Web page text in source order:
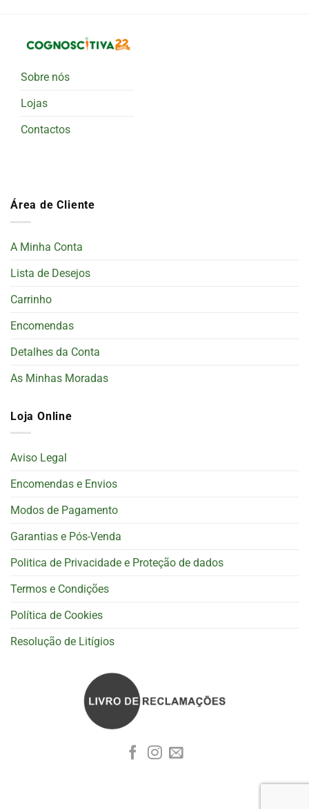
Sobre nós
Lojas
Contactos
Área de Cliente
A Minha Conta
Lista de Desejos
Carrinho
Encomendas
Detalhes da Conta
As Minhas Moradas
Loja Online
Aviso Legal
Encomendas e Envios
Modos de Pagamento
Garantias e Pós-Venda
Politica de Privacidade e Proteção de dados
Termos e Condições
Política de Cookies
Resolução de Litígios